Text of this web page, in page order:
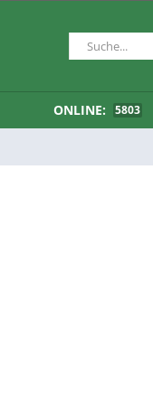
ONLINE: 5803